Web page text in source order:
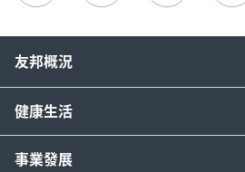
友邦概況
健康生活
事業發展